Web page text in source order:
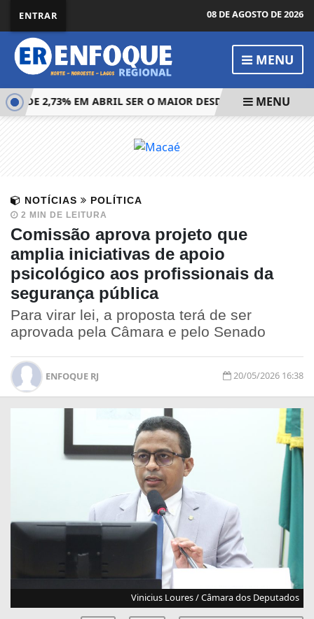
ENTRAR 08 DE AGOSTO DE 2026
MENU
DE 2,73% EM ABRIL SER O MAIOR DESDE MAIO DE 2021
MENU
NOTÍCIAS POLÍTICA
2 MIN DE LEITURA
Comissão aprova projeto que
amplia iniciativas de apoio
psicológico aos profissionais da
segurança pública
Para virar lei, a proposta terá de ser
aprovada pela Câmara e pelo Senado
ENFOQUE RJ 20/05/2026 16:38
Vinicius Loures / Câmara dos Deputados